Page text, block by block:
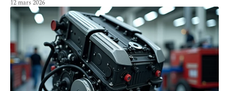
12 mars 2026